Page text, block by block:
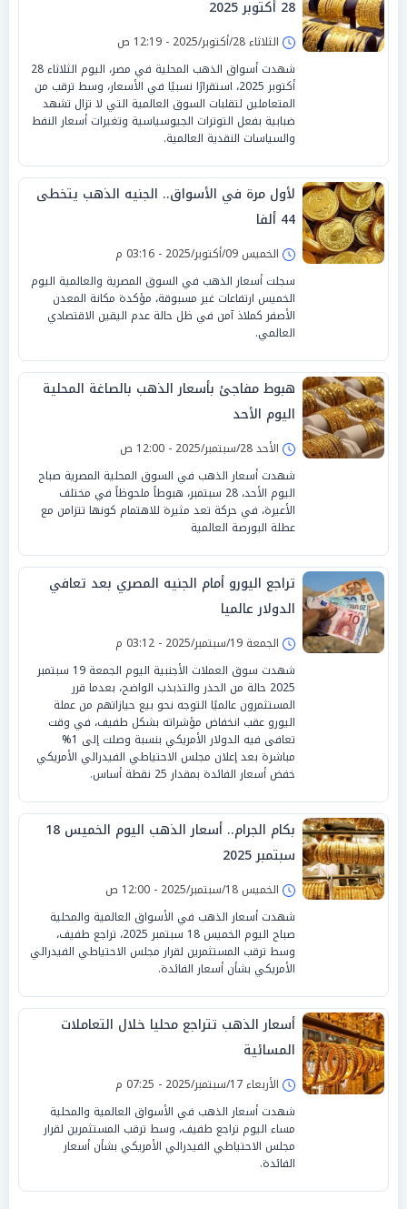
28 أكتوبر 2025
الثلاثاء 28/أكتوبر/2025 - 12:19 ص
شهدت أسواق الذهب المحلية في مصر، اليوم الثلاثاء 28
أكتوبر 2025، استقرارًا نسبيًا في الأسعار، وسط ترقب من
المتعاملين لتقلبات السوق العالمية التي لا تزال تشهد
ضبابية بفعل التوترات الجيوسياسية وتغيرات أسعار النفط
والسياسات النقدية العالمية.
لأول مرة في الأسواق.. الجنيه الذهب يتخطى
44 ألفا
الخميس 09/أكتوبر/2025 - 03:16 م
سجلت أسعار الذهب في السوق المصرية والعالمية اليوم
الخميس ارتفاعات غير مسبوقة، مؤكدة مكانة المعدن
الأصفر كملاذ آمن في ظل حالة عدم اليقين الاقتصادي
العالمي.
هبوط مفاجئ بأسعار الذهب بالصاغة المحلية
اليوم الأحد
الأحد 28/سبتمبر/2025 - 12:00 ص
شهدت أسعار الذهب في السوق المحلية المصرية صباح
اليوم الأحد، 28 سبتمبر، هبوطاً ملحوظاً في مختلف
الأعيرة، في حركة تعد مثيرة للاهتمام كونها تتزامن مع
عطلة البورصة العالمية
تراجع اليورو أمام الجنيه المصري بعد تعافي
الدولار عالميا
الجمعة 19/سبتمبر/2025 - 03:12 م
شهدت سوق العملات الأجنبية اليوم الجمعة 19 سبتمبر
2025 حالة من الحذر والتذبذب الواضح، بعدما قرر
المستثمرون عالميًا التوجه نحو بيع حيازاتهم من عملة
اليورو عقب انخفاض مؤشراته بشكل طفيف، في وقت
تعافى فيه الدولار الأمريكي بنسبة وصلت إلى 1%
مباشرة بعد إعلان مجلس الاحتياطي الفيدرالي الأمريكي
خفض أسعار الفائدة بمقدار 25 نقطة أساس.
بكام الجرام.. أسعار الذهب اليوم الخميس 18
سبتمبر 2025
الخميس 18/سبتمبر/2025 - 12:00 ص
شهدت أسعار الذهب في الأسواق العالمية والمحلية
صباح اليوم الخميس 18 سبتمبر 2025، تراجع طفيف،
وسط ترقب المستثمرين لقرار مجلس الاحتياطي الفيدرالي
الأمريكي بشأن أسعار الفائدة.
أسعار الذهب تتراجع محليا خلال التعاملات
المسائية
الأربعاء 17/سبتمبر/2025 - 07:25 م
شهدت أسعار الذهب في الأسواق العالمية والمحلية
مساء اليوم تراجع طفيف، وسط ترقب المستثمرين لقرار
مجلس الاحتياطي الفيدرالي الأمريكي بشأن أسعار
الفائدة.